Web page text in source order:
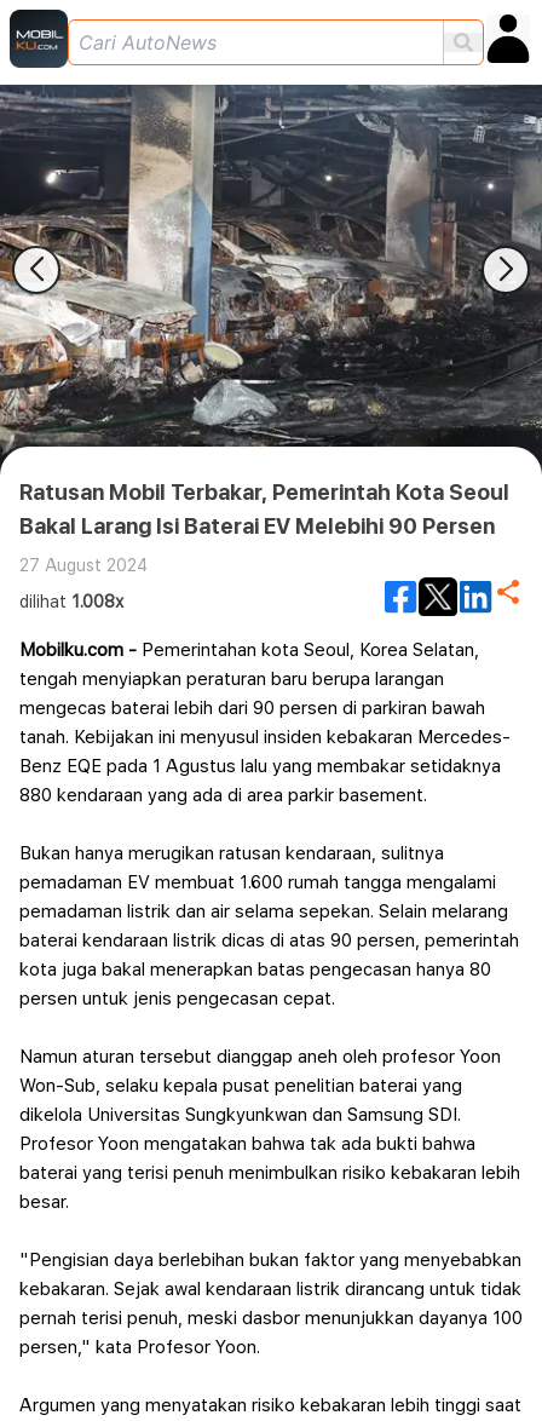
Ratusan Mobil Terbakar, Pemerintah Kota Seoul
Bakal Larang Isi Baterai EV Melebihi 90 Persen
27 August 2024
dilihat 1.008x
Mobilku.com - Pemerintahan kota Seoul, Korea Selatan,
tengah menyiapkan peraturan baru berupa larangan
mengecas baterai lebih dari 90 persen di parkiran bawah
tanah. Kebijakan ini menyusul insiden kebakaran Mercedes-
Benz EQE pada 1 Agustus lalu yang membakar setidaknya
880 kendaraan yang ada di area parkir basement.
Bukan hanya merugikan ratusan kendaraan, sulitnya
pemadaman EV membuat 1.600 rumah tangga mengalami
pemadaman listrik dan air selama sepekan. Selain melarang
baterai kendaraan listrik dicas di atas 90 persen, pemerintah
kota juga bakal menerapkan batas pengecasan hanya 80
persen untuk jenis pengecasan cepat.
Namun aturan tersebut dianggap aneh oleh profesor Yoon
Won-Sub, selaku kepala pusat penelitian baterai yang
dikelola Universitas Sungkyunkwan dan Samsung SDI.
Profesor Yoon mengatakan bahwa tak ada bukti bahwa
baterai yang terisi penuh menimbulkan risiko kebakaran lebih
besar.
"Pengisian daya berlebihan bukan faktor yang menyebabkan
kebakaran. Sejak awal kendaraan listrik dirancang untuk tidak
pernah terisi penuh, meski dasbor menunjukkan dayanya 100
persen," kata Profesor Yoon.
Argumen yang menyatakan risiko kebakaran lebih tinggi saat